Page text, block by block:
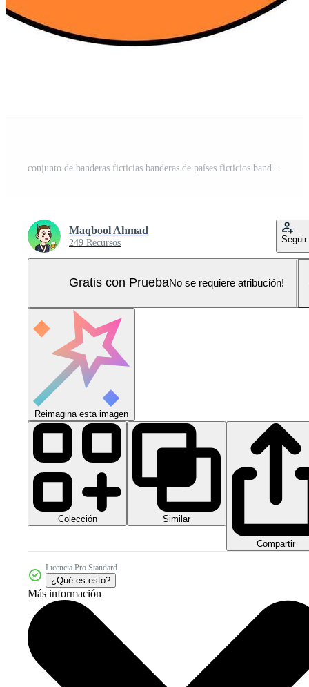
Maqbool Ahmad
249 Recursos Seguir
Gratis con PruebaNo se requiere atribución!
Reimagina esta imagen
Colección Similar
Compartir
Licencia Pro Standard
¿Qué es esto?
Más información